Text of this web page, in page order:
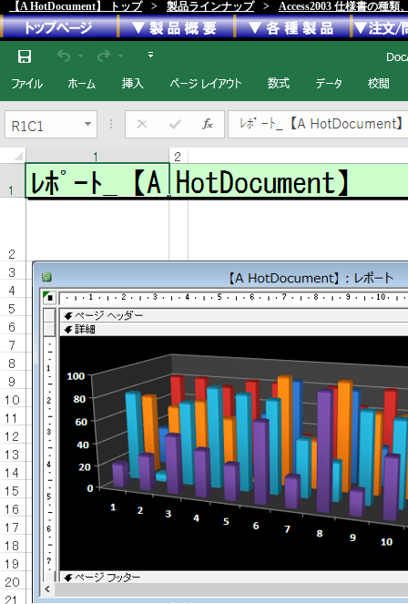
【A HotDocument】 トップ > 製品ラインナップ > Access2003 仕様書の種類